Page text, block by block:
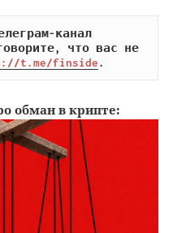
канал
что вас не
t.me/finside.
обман в крипте: